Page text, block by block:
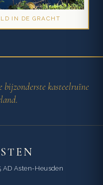
IN DE GRACHT
bijzonderste kasteelruïne
AD Asten-Heusden